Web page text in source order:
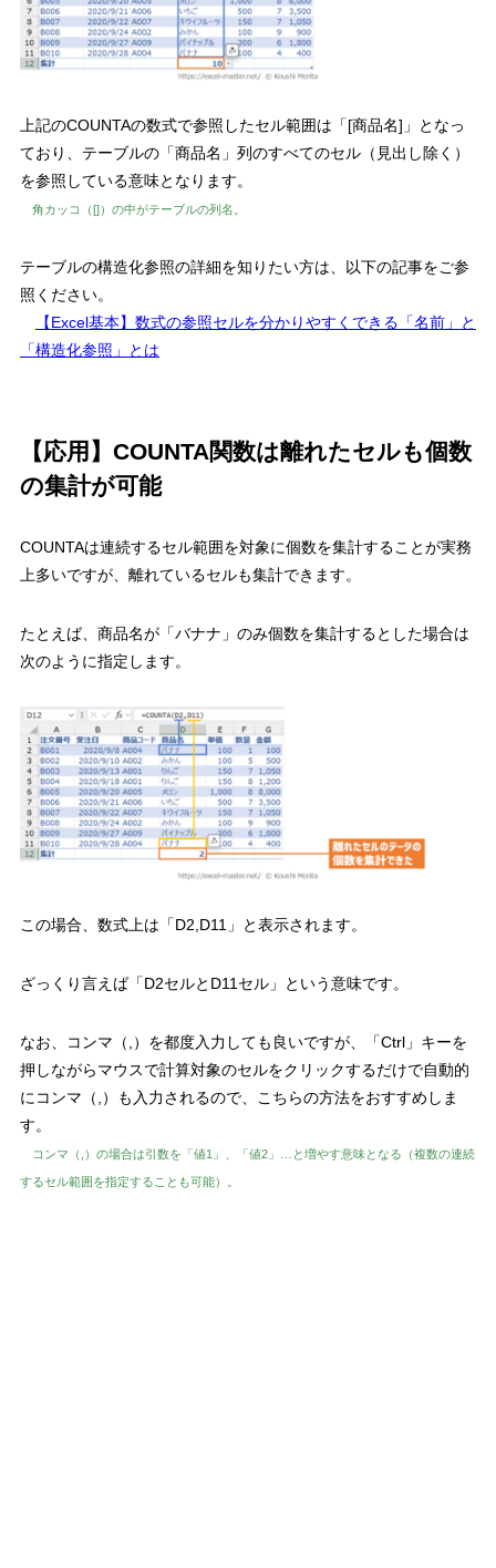
上記のCOUNTAの数式で参照したセル範囲は「[商品名]」となっ
ており
、テーブルの「商品名」列のすべてのセル（見出し除く）
を参照 している意味となります。
角カッコ（[]）の中がテーブルの列名。
テーブルの構造化参照の詳細を知りたい方は、以下の記事をご参
照ください。
【Excel基本】数式の参照セルを分かりやすくできる「名前」と
「構造化参照」とは
【応用】COUNTA関数は離れたセルも個数
の集計が可能
COUNTAは連続するセル範囲を対象に個数を集計することが実務
上多いですが、 離れているセルも集計できます。
たとえば、商品名が「バナナ」のみ個数を集計するとした場合は
次のように指定します。
この場合、数式上は「D2,D11」と表示されます。
ざっくり言えば「D2セルとD11セル」 という意味です。
なお、コンマ（,）を都度入力しても良いですが、
「Ctrl」キーを
押しながらマウスで計算対象のセルをクリックするだけで自動的
にコンマ（,）も入力されるので、こちらの方法をおすすめしま
す。
コンマ（,）の場合は引数を「値1」、「値2」…と増やす意味となる（複数の連続
するセル範囲を指定することも可能）。